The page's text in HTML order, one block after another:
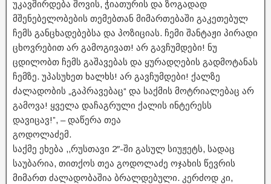
უკავშირდება შოვის, ჭიათურის და ზოგადად
მშენებელობების თემებთან მიმართებაში გაკეთებულ
ჩემს განცხადებებსა და პოზიციას. ჩემი შანტაჟი პირადი
ცხოვრებით არ გამოგივათ! არ გავჩუმდები! ნუ
ცდილობთ ჩემს გაშავებას და ყურადღების გადმოტანას
ჩემზე. უპასუხეთ ხალხს! არ გავჩუმდები! ქალზე
ძალადობის „გაპრავებაც“ და საქმის მოტრიალებაც არ
გამოვა! ყველა დაჩაგრული ქალის ინტერესს
დავიცავ!”, – დაწერა თეა
გოდოლაძემ.
საქმე ეხება ,,რუსთავი 2″-ში გასულ სიუჟეტს, სადაც
საუბარია, თითქოს თეა გოდოლაძე ოჯახის წევრის
მიმართ ძალადობაშია ბრალდებული. კერძოდ კი,